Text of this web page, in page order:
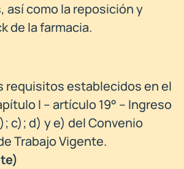
así como la reposición y
de la farmacia.
requisitos establecidos en el
I – artículo 19° – Ingreso
c); d) y e) del Convenio
Trabajo Vigente.